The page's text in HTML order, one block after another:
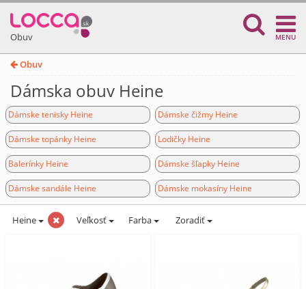
Obuv MENU
Obuv
Dámska obuv Heine
Dámske tenisky Heine Dámske čižmy Heine
Dámske topánky Heine Lodičky Heine
Balerínky Heine Dámske šľapky Heine
Dámske sandále Heine Dámske mokasíny Heine
Heine Veľkosť Farba Zoradiť